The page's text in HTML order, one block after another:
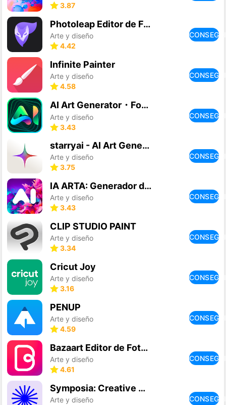
3.87
Photoleap Editor de Fotos/IA
Arte y diseño
4.42
Infinite Painter
Arte y diseño
4.58
AI Art Generator・Fotos, Dibujo
Arte y diseño
3.43
starryai - AI Art Generator
Arte y diseño
3.75
IA ARTA: Generador de arte
Arte y diseño
3.43
CLIP STUDIO PAINT
Arte y diseño
3.34
Cricut Joy
Arte y diseño
3.16
PENUP
Arte y diseño
4.59
Bazaart Editor de Fotos/Diseño
Arte y diseño
4.61
Symposia: Creative Discourse
Arte y diseño